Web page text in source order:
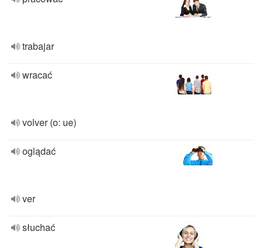
trabajar
wracać
volver (o: ue)
oglądać
ver
słuchać